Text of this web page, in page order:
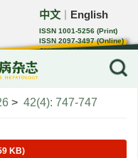
中文 English
ISSN 1001-5256 (Print)
ISSN 2097-3497 (Online)
CN 22-1108/R
> 42(4): 747-747
KB)